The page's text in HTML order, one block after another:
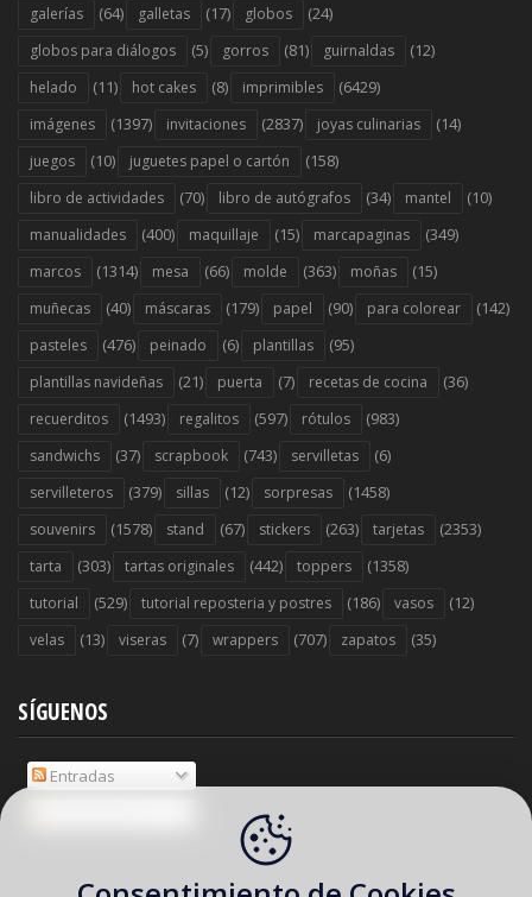
galerías (64) galletas (17) globos (24)
globos para diálogos (5) gorros (81) guirnaldas (12)
helado (11) hot cakes (8) imprimibles (6429)
imágenes (1397) invitaciones (2837) joyas culinarias (14)
juegos (10) juguetes papel o cartón (158)
libro de actividades (70) libro de autógrafos (34) mantel (10)
manualidades (400) maquillaje (15) marcapaginas (349)
marcos (1314) mesa (66) molde (363) moñas (15)
muñecas (40) máscaras (179) papel (90) para colorear (142)
pasteles (476) peinado (6) plantillas (95)
plantillas navideñas (21) puerta (7) recetas de cocina (36)
recuerditos (1493) regalitos (597) rótulos (983)
sandwichs (37) scrapbook (743) servilletas (6)
servilleteros (379) sillas (12) sorpresas (1458)
souvenirs (1578) stand (67) stickers (263) tarjetas (2353)
tarta (303) tartas originales (442) toppers (1358)
tutorial (529) tutorial reposteria y postres (186) vasos (12)
velas (13) viseras (7) wrappers (707) zapatos (35)
SÍGUENOS
Entradas